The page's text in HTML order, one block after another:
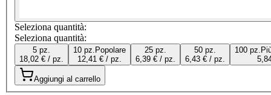
Seleziona quantità:
Seleziona quantità:
5 pz.
18,02 € / pz.
10 pz. Popolare
12,41 € / pz.
25 pz.
6,39 € / pz.
50 pz.
6,43 € / pz.
100 pz.
Aggiungi al carrello